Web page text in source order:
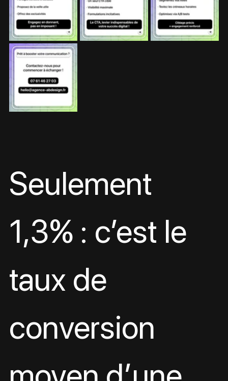
Seulement
1,3% : c’est le
taux de
conversion